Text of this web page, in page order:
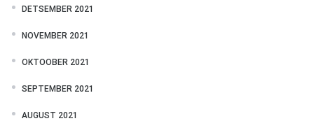
DETSEMBER 2021
NOVEMBER 2021
OKTOOBER 2021
SEPTEMBER 2021
AUGUST 2021